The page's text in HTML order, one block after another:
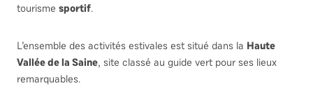
tourismesportif.
L’ensemble des activités estivales est situé dans la Haute
Vallée de la Saine, site classé au guide vert pour ses lieux
remarquables.